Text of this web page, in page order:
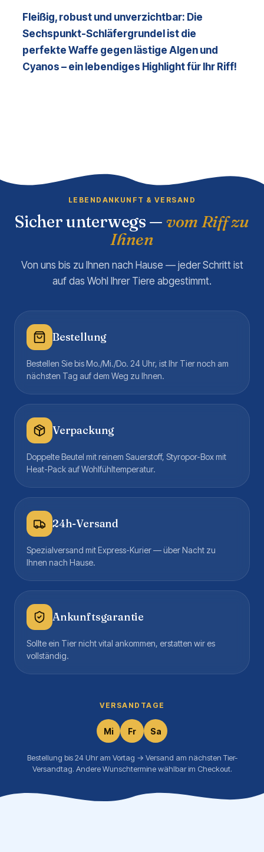
Fleißig, robust und unverzichtbar: Die
Sechspunkt-Schläfergrundel ist die
perfekte Waffe gegen lästige Algen und
Cyanos – ein lebendiges Highlight für Ihr Riff!
LEBENDANKUNFT & VERSAND
Sicher unterwegs — vom Riff zu
Ihnen
Von uns bis zu Ihnen nach Hause — jeder Schritt ist
auf das Wohl Ihrer Tiere abgestimmt.
Bestellung
Bestellen Sie bis Mo./Mi./Do. 24 Uhr, ist Ihr Tier noch am
nächsten Tag auf dem Weg zu Ihnen.
Verpackung
Doppelte Beutel mit reinem Sauerstoff, Styropor-Box mit
Heat-Pack auf Wohlfühltemperatur.
24h-Versand
Spezialversand mit Express-Kurier — über Nacht zu
Ihnen nach Hause.
Ankunftsgarantie
Sollte ein Tier nicht vital ankommen, erstatten wir es
vollständig.
VERSANDTAGE
Mi Fr Sa
Bestellung bis 24 Uhr am Vortag → Versand am nächsten Tier-
Versandtag. Andere Wunschtermine wählbar im Checkout.